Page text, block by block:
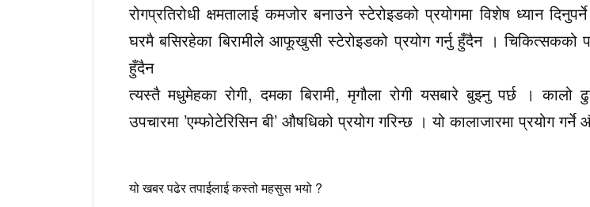
रोगप्रतिरोधी क्षमतालाई कमजोर बनाउने स्टेरोइडको प्रयोगमा विशेष ध्यान
घरमै बसिरहेका बिरामीले आफूखुसी स्टेरोइडको प्रयोग गर्नु हुँदैन । चिकित्सकको
हुँदैन
त्यस्तै मधुमेहका रोगी, दमका बिरामी, मृगौला रोगी यसबारे बुझ्नु पर्छ । कालो
उपचारमा ’एम्फोटेरिसिन बी’ औषधिको प्रयोग गरिन्छ । यो कालाजारमा प्रयोग
यो खबर पढेर तपाईलाई कस्तो महसुस भयो ?